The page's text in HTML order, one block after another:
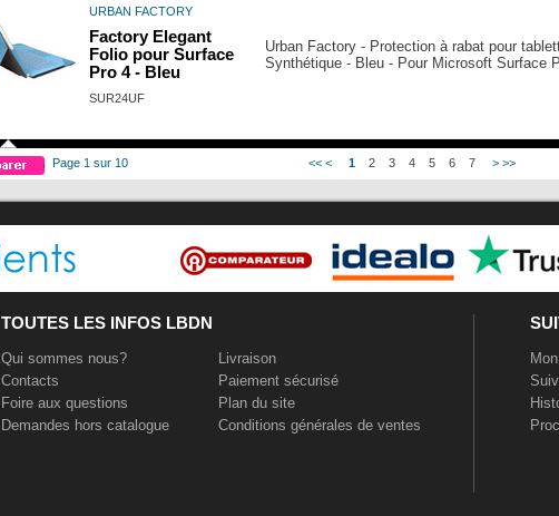
URBAN FACTORY
Factory Elegant
Folio pour Surface
Pro 4 - Bleu
SUR24UF
Urban Factory - Protection à rabat pour
Synthétique - Bleu - Pour Microsoft Surface
Page 1 sur 10 << < 1 2 3 4 5 6 7 > >>
TOUTES LES INFOS LBDN
Qui sommes nous?
Contacts
Foire aux questions
Demandes hors catalogue
Livraison
Paiement sécurisé
Plan du site
Conditions générales de ventes